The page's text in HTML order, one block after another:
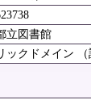
立図書館
ックドメイン （